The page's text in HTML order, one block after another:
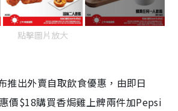
點擊圖片放大
推出外賣自取飲食優惠，由即日
價$18購買香焗雞上髀兩件加Pepsi